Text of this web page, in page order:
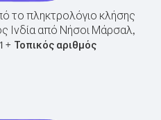
το πληκτρολόγιο κλήσης
Ινδία από Νήσοι Μάρσαλ,
+ Τοπικός αριθμός